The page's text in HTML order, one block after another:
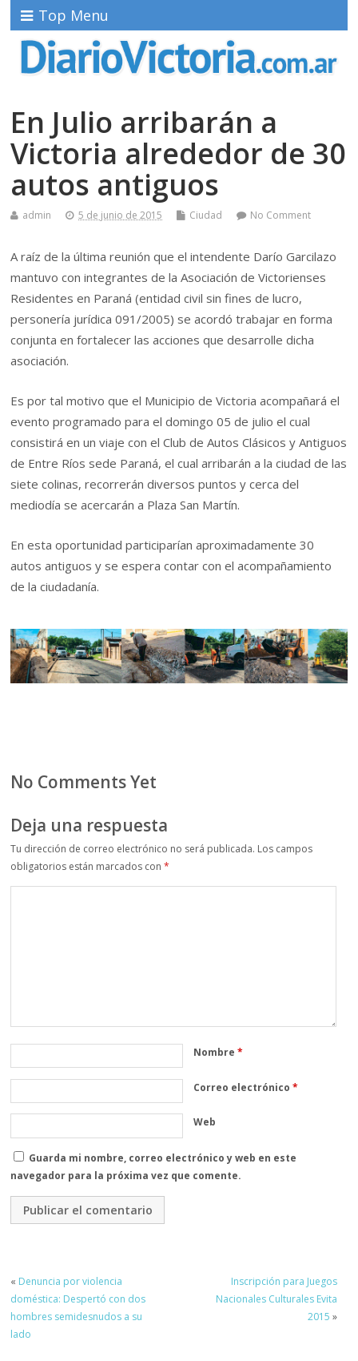
Top Menu
En Julio arribarán a
Victoria alrededor de 30
autos antiguos
admin 5 de junio de 2015 Ciudad No Comment
A raíz de la última reunión que el intendente Darío Garcilazo
mantuvo con integrantes de la Asociación de Victorienses
Residentes en Paraná (entidad civil sin fines de lucro,
personería jurídica 091/2005) se acordó trabajar en forma
conjunta en fortalecer las acciones que desarrolle dicha
asociación.
Es por tal motivo que el Municipio de Victoria acompañará el
evento programado para el domingo 05 de julio el cual
consistirá en un viaje con el Club de Autos Clásicos y Antiguos
de Entre Ríos sede Paraná, el cual arribarán a la ciudad de las
siete colinas, recorrerán diversos puntos y cerca del
mediodía se acercarán a Plaza San Martín.
En esta oportunidad participarían aproximadamente 30
autos antiguos y se espera contar con el acompañamiento
de la ciudadanía.
No Comments Yet
Deja una respuesta
Tu dirección de correo electrónico no será publicada. Los campos
obligatorios están marcados con*
Nombre*
Correo electrónico*
Web
Guarda mi nombre, correo electrónico y web en este
navegador para la próxima vez que comente.
« Denuncia por violencia
doméstica: Despertó con dos
hombres semidesnudos a su
lado
Inscripción para Juegos
Nacionales Culturales Evita
2015 »